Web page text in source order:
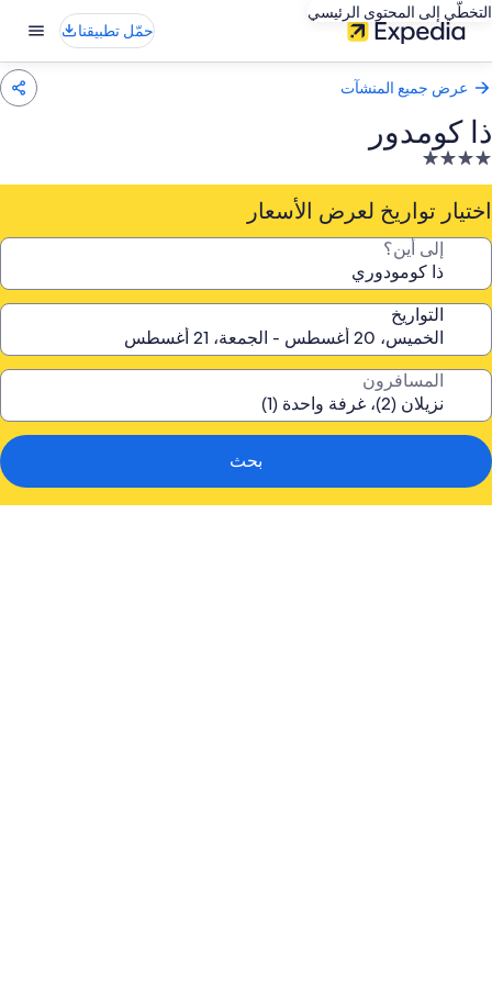
التخطّي إلى المحتوى الرئيسي
حمّل تطبيقنا
عرض جميع المنشآت
ذا كومدور
منشأة
فندقية
مصنفة
4.0
اختيار تواريخ لعرض الأسعار
إلى أين؟
التواريخ
المسافرون
بحث